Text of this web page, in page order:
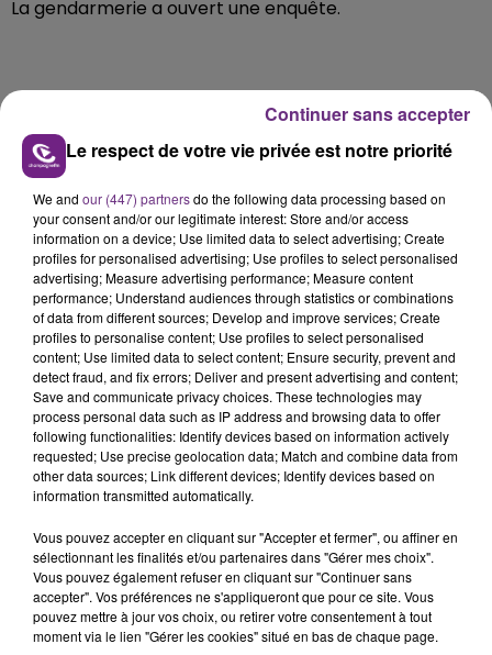
La gendarmerie a ouvert une enquête.
5 août 2026
UN FEU DE REMORQUE BLOQUE LA
CIRCULATION DANS LES ARDENNES
Un feu de remorque s'est déclaré ce mercredi en
fin de matinée sur l'A34.
5 août 2026
VENEZ FÊTER CE WEEK-END
Le respect de votre vie privée est notre priorité
We and our (447) partnersdo the following data processing based on
your consent and/or our legitimate interest: Store and/or access
information on a device; Use limited data to select advertising; Create
profiles for personalised advertising; Use profiles to select personalised
advertising; Measure advertising performance; Measure content
performance; Understand audiences through statistics or combinations
of data from different sources; Develop and improve services; Create
profiles to personalise content; Use profiles to select personalised
content; Use limited data to select content; Ensure security, prevent and
detect fraud, and fix errors; Deliver and present advertising and content;
Save and communicate privacy choices. These technologies may
process personal data such as IP address and browsing data to offer
following functionalities: Identify devices based on information actively
requested; Use precise geolocation data; Match and combine data from
other data sources; Link different devices; Identify devices based on
information transmitted automatically.
Vous pouvez accepter en cliquant sur "Accepter et fermer", ou affiner en
sélectionnant les finalités et/ou partenaires dans "Gérer mes choix".
Vous pouvez également refuser en cliquant sur "Continuer sans
accepter". Vos préférences ne s'appliqueront que pour ce site. Vous
pouvez mettre à jour vos choix, ou retirer votre consentement à tout
moment via le lien "Gérer les cookies" situé en bas de chaque page.
Continuer sans accepter